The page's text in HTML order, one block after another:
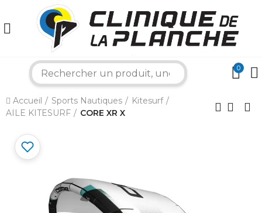
0
Accueil Sports Nautiques
Kitesurf
AILE KITESURF
CORE XR X